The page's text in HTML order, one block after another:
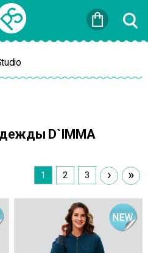
D`IMMA
1 2 3 › »